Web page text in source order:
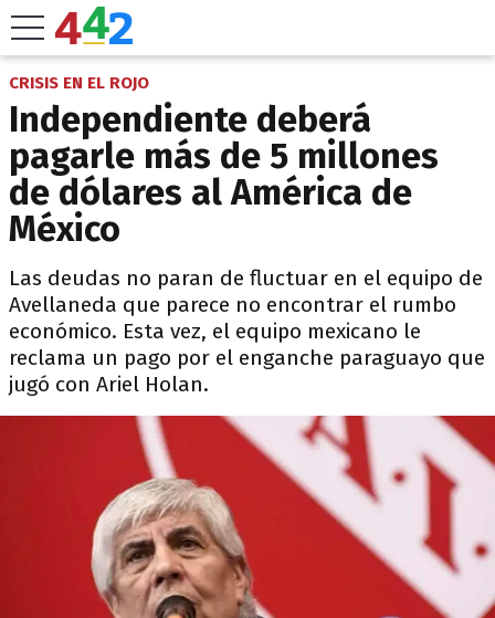
CRISIS EN EL ROJO
Independiente deberá
pagarle más de 5 millones
de dólares al América de
México
Las deudas no paran de fluctuar en el equipo de
Avellaneda que parece no encontrar el rumbo
económico. Esta vez, el equipo mexicano le
reclama un pago por el enganche paraguayo que
jugó con Ariel Holan.